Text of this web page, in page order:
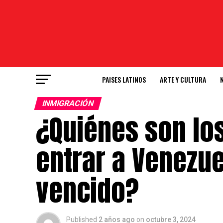
PAISES LATINOS ARTE Y CULTURA
INMIGRACIÓN
¿Quiénes son
entrar a
vencido?
Published 2 años ago on octubre 3, 2024